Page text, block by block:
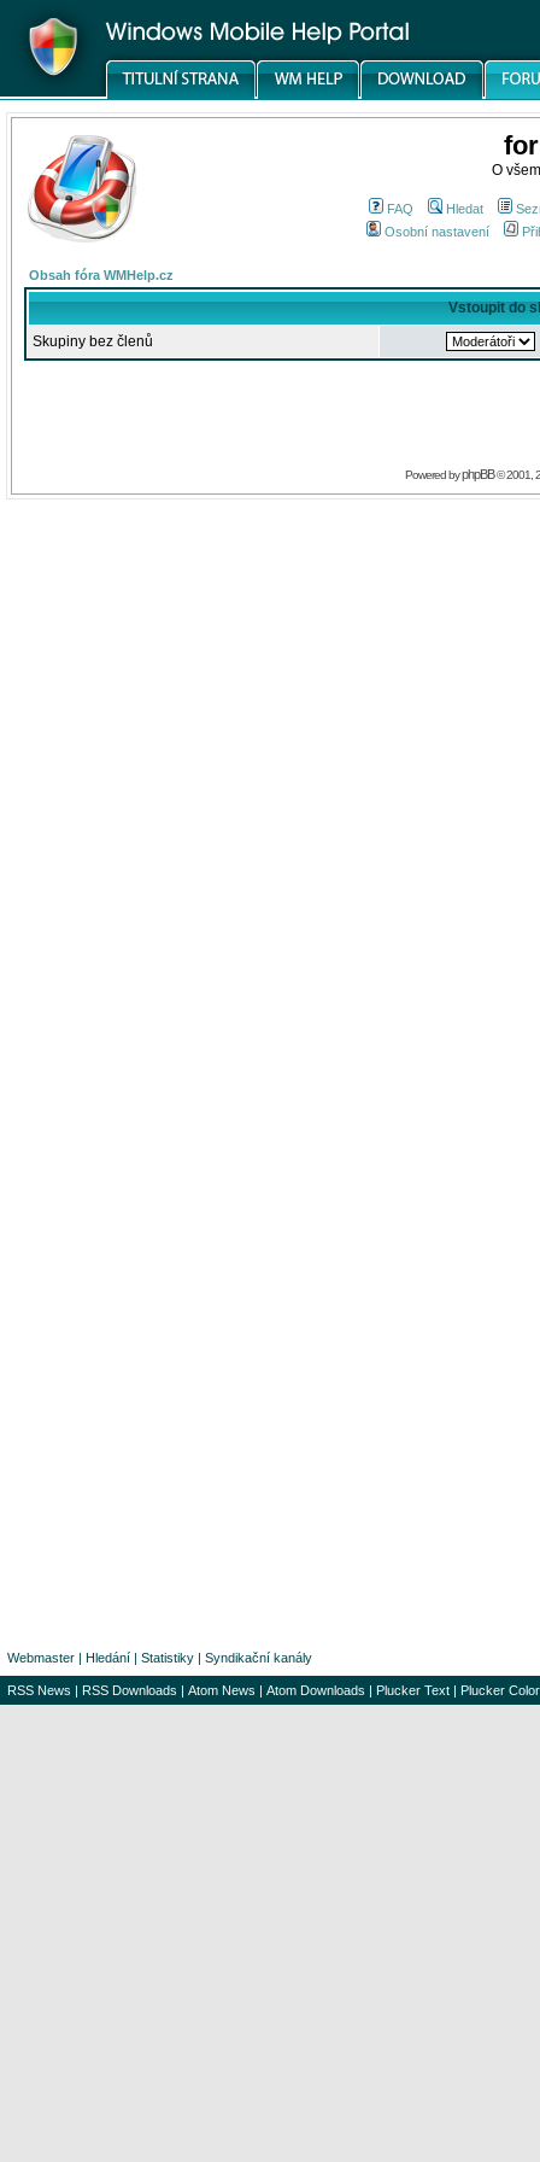
O
FAQ Hledat
Osobní nastavení
Obsah fóra WMHelp.cz
Vstoupit do
Skupiny bez členů
Powered byphpBB© 2001,
Webmaster | Hledání | Statistiky | Syndikační kanály
RSS News | RSS Downloads | Atom News | Atom Downloads | Plucker Text | Plucker Color